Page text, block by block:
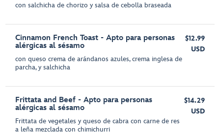
con salchicha de chorizo y salsa de cebolla braseada
Cinnamon French Toast - Apto para personas
alérgicas al sésamo
con queso crema de arándanos azules, crema inglesa de
parcha, y salchicha
$12.99
USD
Frittata and Beef - Apto para personas
alérgicas al sésamo
Frittata de vegetales y queso de cabra con carne de res
a leña mezclada con chimichurri
$14.29
USD